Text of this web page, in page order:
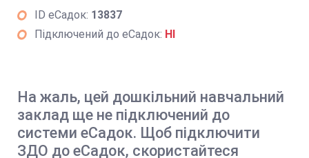
ID еСадок: 13837
Підключений до еСадок: НІ
На жаль, цей дошкільний навчальний
заклад ще не підключений до
системи еСадок. Щоб підключити
ЗДО до еСадок, скористайтеся